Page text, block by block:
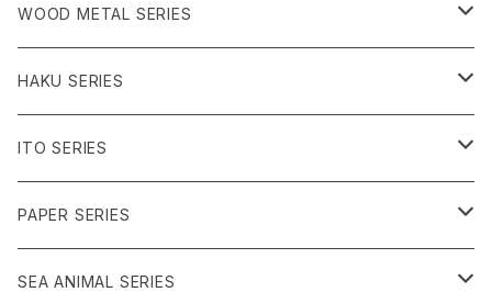
ピンク系
うみのいきもの
パープル系
グリーン系
シャーベット系
うみのいきもの
クリア系
ブラック系
WOOD METAL SERIES
クリア系
ブラック系
HAKU SERIES
ブルー系
パープル系
ブラック系
ITO SERIES
クリア系
ブラック系
PAPER SERIES
クリア系
SEA ANIMAL SERIES